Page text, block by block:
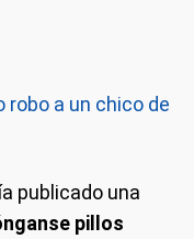
robo a un chico de
publicado una
pillos